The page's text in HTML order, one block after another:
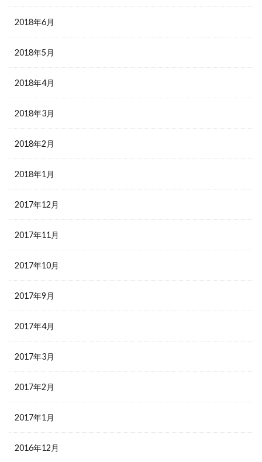
2018年6月
2018年5月
2018年4月
2018年3月
2018年2月
2018年1月
2017年12月
2017年11月
2017年10月
2017年9月
2017年4月
2017年3月
2017年2月
2017年1月
2016年12月